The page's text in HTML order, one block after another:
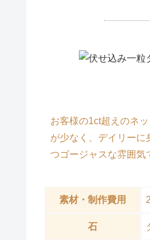
お客様の1ct超えのネ
が少なく、デイリーに
つゴージャスな雰囲気
素材・制作費用
石